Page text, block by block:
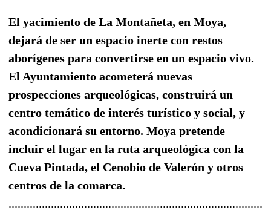
El yacimiento de La Montañeta, en Moya,
dejará de ser un espacio inerte con restos
aborígenes para convertirse en un espacio vivo.
El Ayuntamiento acometerá nuevas
prospecciones arqueológicas, construirá un
centro temático de interés turístico y social, y
acondicionará su entorno. Moya pretende
incluir el lugar en la ruta arqueológica con la
Cueva Pintada, el Cenobio de Valerón y otros
centros de la comarca.